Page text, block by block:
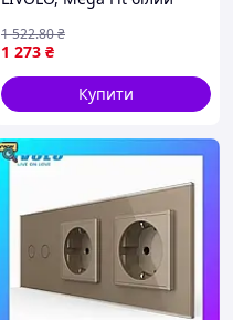
перехресний, 5А 230В, без
нейтралі (V Nes22/Q
1 273 ₴
1 522.80₴
Купити